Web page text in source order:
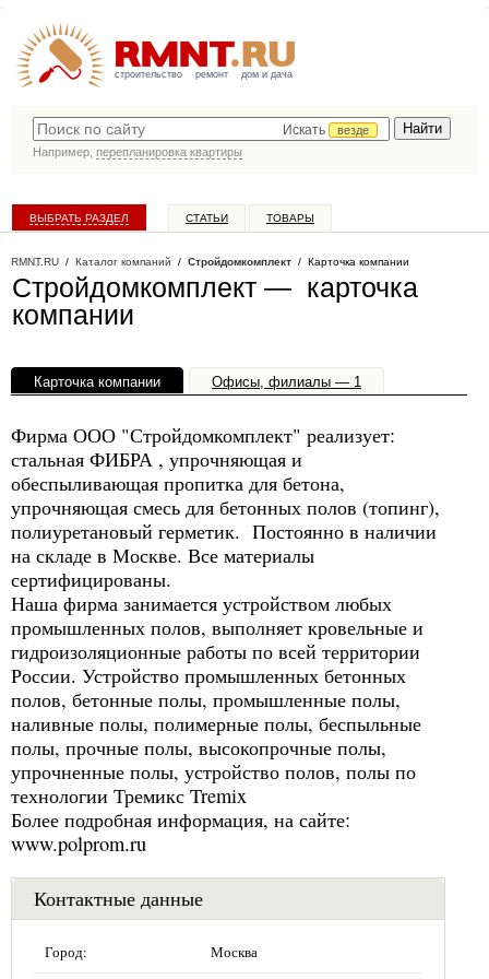
строительство ремонт дом и дача
Искать
везде
Например, перепланировка квартиры
ВЫБРАТЬ РАЗДЕЛ СТАТЬИ ТОВАРЫ
RMNT.RU / Каталог компаний / Стройдомкомплект / Карточка компании
Стройдомкомплект — карточка
компании
Карточка компании Офисы, филиалы — 1
Фирма ООО "Стройдомкомплект" реализует:
стальная ФИБРА , упрочняющая и
обеспыливающая пропитка для бетона,
упрочняющая смесь для бетонных полов (топинг),
полиуретановый герметик. Постоянно в наличии
на складе в Москве. Все материалы
сертифицированы.
Наша фирма занимается устройством любых
промышленных полов, выполняет кровельные и
гидроизоляционные работы по всей территории
России. Устройство промышленных бетонных
полов, бетонные полы, промышленные полы,
наливные полы, полимерные полы, беспыльные
полы, прочные полы, высокопрочные полы,
упрочненные полы, устройство полов, полы по
технологии Тремикс Tremix
Более подробная информация, на сайте:
www.polprom.ru
Контактные данные
Город: Москва